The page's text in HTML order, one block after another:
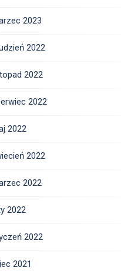
2023
2022
2022
2022
2022
2022
2022
2022
2022
2021